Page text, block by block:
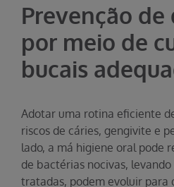
Prevenção de
por meio de
bucais
Adotar uma rotina eficiente
riscos de cáries, gengivite e
lado, a má higiene oral pode
de bactérias nocivas,
tratadas, podem evoluir para